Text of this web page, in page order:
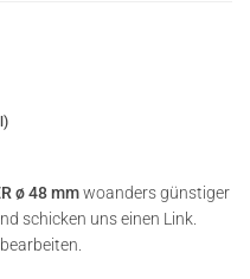
ø 48 mmwoanders günstiger
schicken uns einen Link.